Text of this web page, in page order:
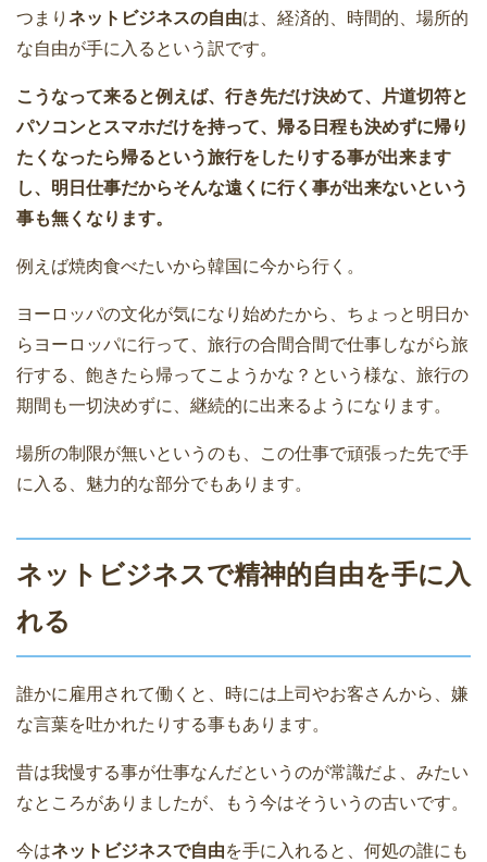
つまり ネットビジネスの自由は、経済的、時間的、場所的
な自由が手に入るという訳です。
こうなって来ると例えば、行き先だけ決めて、片道切符と
パソコンとスマホだけを持って、帰る日程も決めずに帰り
たくなったら帰るという旅行をしたりする事が出来ます
し、明日仕事だからそんな遠くに行く事が出来ないという
事も無くなります。
例えば焼肉食べたいから韓国に今から行く。
ヨーロッパの文化が気になり始めたから、ちょっと明日か
らヨーロッパに行って、旅行の合間合間で仕事しながら旅
行する、飽きたら帰ってこようかな？という様な、旅行の
期間も一切決めずに、継続的に出来るようになります。
場所の制限が無いというのも、この仕事で頑張った先で手
に入る、魅力的な部分でもあります。
ネットビジネスで精神的自由を手に入
れる
誰かに雇用されて働くと、時には上司やお客さんから、嫌
な言葉を吐かれたりする事もあります。
昔は我慢する事が仕事なんだというのが常識だよ、みたい
なところがありましたが、もう今はそういうの古いです。
今はネットビジネスで自由を手に入れると、何処の誰にも